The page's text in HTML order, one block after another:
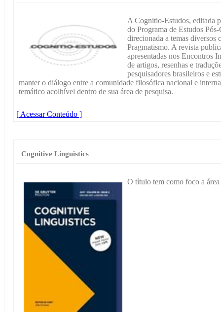
A Cognitio-Estudos, editada
do Programa de Estudos
direcionada a temas diversos
Pragmatismo. A revista
apresentadas nos Encontros
de artigos, resenhas e
pesquisadores brasileiros e
manter o diálogo entre a comunidade filosófica nacional e
temático acolhível dentro de sua área de pesquisa.
[ Acessar Conteúdo ]
Cognitive Linguistics
O título tem como foco a